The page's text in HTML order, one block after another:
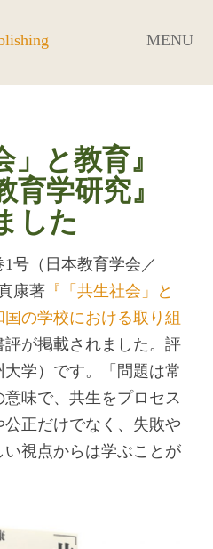
MENU
」と教育』
学研究』
した
1号（日本教育学会／
康著 『「共生社会」と
の学校における取り組
評が掲載されました。評
学）です。「問題は常
味で、共生をプロセス
正だけでなく、失敗や
視点からは学ぶことが